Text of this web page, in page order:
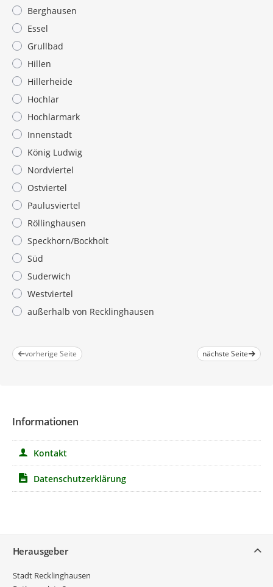
Berghausen
Essel
Grullbad
Hillen
Hillerheide
Hochlar
Hochlarmark
Innenstadt
König Ludwig
Nordviertel
Ostviertel
Paulusviertel
Röllinghausen
Speckhorn/Bockholt
Süd
Suderwich
Westviertel
außerhalb von Recklinghausen
vorherige Seite nächste Seite
Informationen
Kontakt
Datenschutzerklärung
Herausgeber
Stadt Recklinghausen